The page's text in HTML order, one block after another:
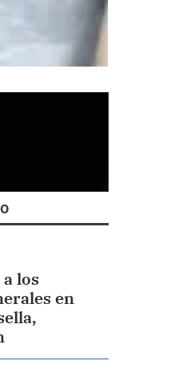
los
en